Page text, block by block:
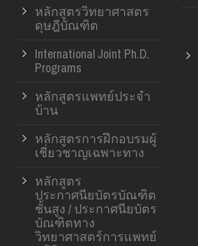
หลักสูตรวิทยาศาสตร
ดุษฎีบัณฑิต
International Joint Ph.D.
Programs
หลักสูตรแพทย์ประจำ
บ้าน
หลักสูตรการฝึกอบรมผู้
เชี่ยวชาญเฉพาะทาง
หลักสูตร
ประกาศนียบัตรบัณฑิต
ชั้นสูง / ประกาศนียบัตร
บัณฑิตทาง
วิทยาศาสตร์การแพทย์